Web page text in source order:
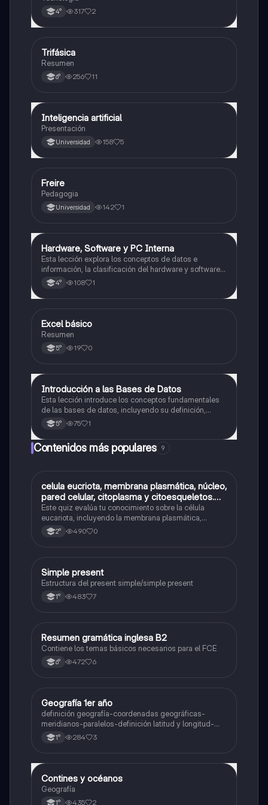
4° 317 2
Tecnología
Trifásica
Resumen
6° 256 11
Tecnología
Inteligencia artificial
Presentación
Universidad 158 5
Tecnología
Freire
Pedagogia
Universidad 142 1
Tecnología
Hardware, Software y PC Interna
Esta lección explora los conceptos de datos e
información, la clasificación del hardware y software,
y los componentes internos de una PC.
4° 108 1
Tecnología
Excel básico
Resumen
5° 19 0
Tecnología
Introducción a las Bases de Datos
Esta lección introduce los conceptos fundamentales
de las bases de datos, incluyendo su definición,
organización y la transición de bases de datos físicas
a digitales.
5° 75 1
Contenidos más populares 9
CBiología
celula eucriota, membrana plasmática, núcleo,
pared celular, citoplasma y citoesqueletos.
nombre se las partes de la celula eucariota
Este quiz evalúa tu conocimiento sobre la célula
eucariota, incluyendo la membrana plasmática,
núcleo, pared celular, citoplasma y citoesqueleto.
2° 490 0
Inglés
Simple present
Estructura del present simple/simple present
1° 483 7
Inglés
Resumen gramática inglesa B2
Contiene los temas básicos necesarios para el FCE
6° 472 6
Geografía
Geografía 1er año
definición geografía-coordenadas geográficas-
meridianos-paralelos-definición latitud y longitud-
elementos del mapa-definición mapa-localización
relativa y absoluta
1° 284 3
Geografía
Contines y océanos
Geografía
1° 435 2